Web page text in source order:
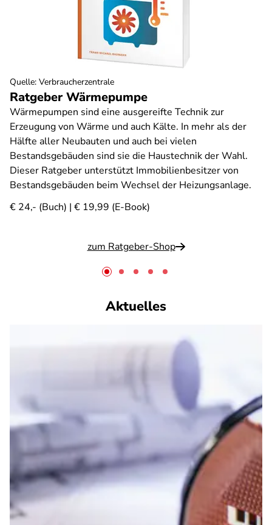
Ratgeber Wärmepumpe
Wärmepumpen sind eine ausgereifte Technik zur
Erzeugung von Wärme und auch Kälte. In mehr als der
Hälfte aller Neubauten und auch bei vielen
Bestandsgebäuden sind sie die Haustechnik der Wahl.
Dieser Ratgeber unterstützt Immobilienbesitzer von
Bestandsgebäuden beim Wechsel der Heizungsanlage.
€ 24,- (Buch) | € 19,99 (E-Book)
zum Ratgeber-Shop
Quelle: Verbraucherzentrale
Aktuelles